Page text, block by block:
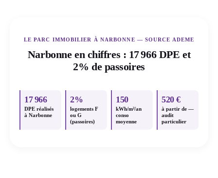
LE PARC IMMOBILIER À NARBONNE — SOURCE ADEME
Narbonne en chiffres : 17 966 DPE et
2% de passoires
17 966
DPE réalisés
à Narbonne
2%
logements F
ou G
(passoires)
150
kWh/m²/an
conso
moyenne
520 €
à partir de —
audit
particulier